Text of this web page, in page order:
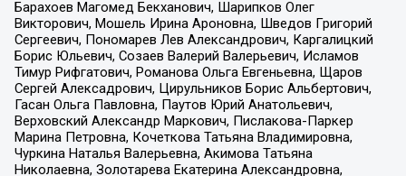
Барахоев Магомед Бекханович, Шарипков Олег
Викторович, Мошель Ирина Ароновна, Шведов Григорий
Сергеевич, Пономарев Лев Александрович, Каргалицкий
Борис Юльевич, Созаев Валерий Валерьевич, Исламов
Тимур Рифгатович, Романова Ольга Евгеньевна, Щаров
Сергей Алексадрович, Цирульников Борис Альбертович,
Гасан Ольга Павловна, Паутов Юрий Анатольевич,
Верховский Александр Маркович, Пислакова-Паркер
Марина Петровна, Кочеткова Татьяна Владимировна,
Чуркина Наталья Валерьевна, Акимова Татьяна
Николаевна, Золотарева Екатерина Александровна,